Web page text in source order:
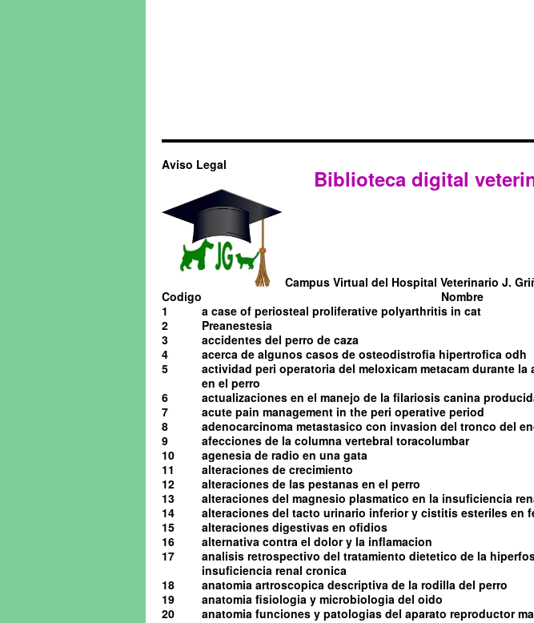
Aviso Legal
Biblioteca digital
Campus Virtual del Hospital Veterinario J.
Codigo
Nombre
1
a case of periosteal proliferative polyarthritis in cat
2
Preanestesia
3
accidentes del perro de caza
4
acerca de algunos casos de osteodistrofia hipertrofica odh
5
actividad peri operatoria del meloxicam metacam durante
en el perro
6
actualizaciones en el manejo de la filariosis canina
7
acute pain management in the peri operative period
8
adenocarcinoma metastasico con invasion del tronco del
9
afecciones de la columna vertebral toracolumbar
10
agenesia de radio en una gata
11
alteraciones de crecimiento
12
alteraciones de las pestanas en el perro
13
alteraciones del magnesio plasmatico en la insuficiencia
14
alteraciones del tacto urinario inferior y cistitis esteriles en
15
alteraciones digestivas en ofidios
16
alternativa contra el dolor y la inflamacion
17
analisis retrospectivo del tratamiento dietetico de la
insuficiencia renal cronica
18
anatomia artroscopica descriptiva de la rodilla del perro
19
anatomia fisiologia y microbiologia del oido
20
anatomia funciones y patologias del aparato reproductor